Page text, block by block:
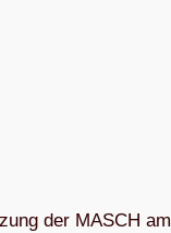
der MASCH am